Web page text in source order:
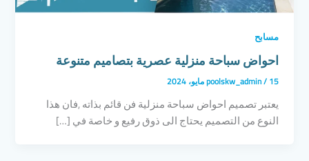
مسابح
احواض سباحة منزلية عصرية بتصاميم متنوعة
poolskw_admin/15 مايو، 2024
يعتبر تصميم احواض سباحة منزلية فن قائم بذاته ,فان هذا
النوع من التصميم يحتاج الى ذوق رفيع و خاصة في […]